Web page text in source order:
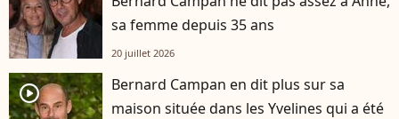
sa femme depuis 35 ans
20 juillet 2026
player2
Bernard Campan en dit plus sur sa
maison située dans les Yvelines qui a été